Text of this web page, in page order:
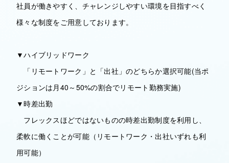
社員が働きやすく、チャレンジしやすい環境を目指すべく
様々な制度をご用意しております。
▼ハイブリッドワーク
「リモートワーク」と「出社」のどちらか選択可能(当ポ
ジションは月40～50%の割合でリモート勤務実施)
▼時差出勤
フレックスほどではないものの時差出勤制度を利用し、
柔軟に働くことが可能（リモートワーク・出社いずれも利
用可能）